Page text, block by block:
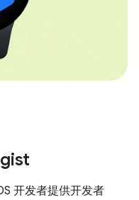
开发者提供开发者